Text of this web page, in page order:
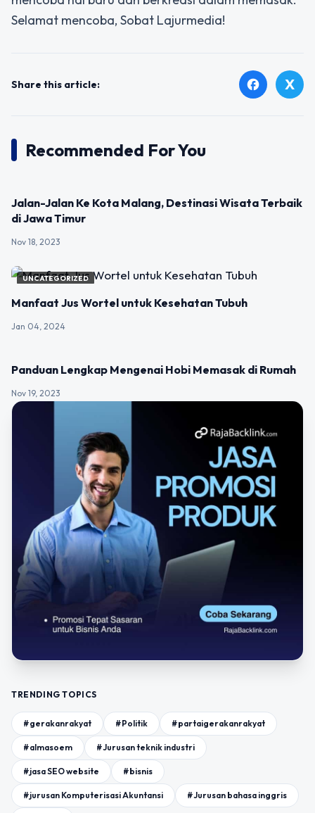
Selamat mencoba, Sobat Lajurmedia!
Share this article: facebook X
Recommended For You
Jalan-Jalan Ke Kota Malang, Destinasi Wisata Terbaik
di Jawa Timur
Nov 18, 2023
UNCATEGORIZED
Manfaat Jus Wortel untuk Kesehatan Tubuh
Jan 04, 2024
Panduan Lengkap Mengenai Hobi Memasak di Rumah
Nov 19, 2023
TRENDING TOPICS
#gerakanrakyat #Politik #partaigerakanrakyat
#almasoem #Jurusan teknik industri
#jasa SEO website #bisnis
#jurusan Komputerisasi Akuntansi #Jurusan bahasa inggris